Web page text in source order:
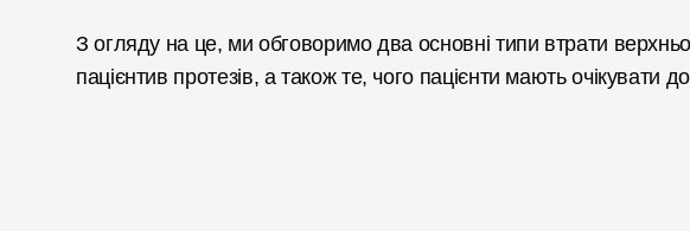
З огляду на це, ми обговоримо два основні типи втрати верхньої
пацієнтив протезів, а також те, чого пацієнти мають очікувати до